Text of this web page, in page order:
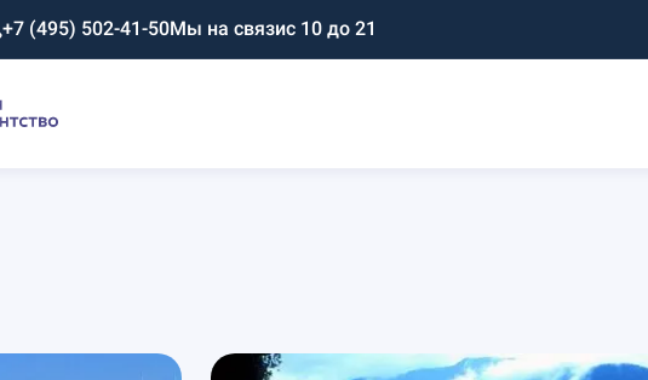
+7 (495) 502-41-50Мы на связис 10 до 21